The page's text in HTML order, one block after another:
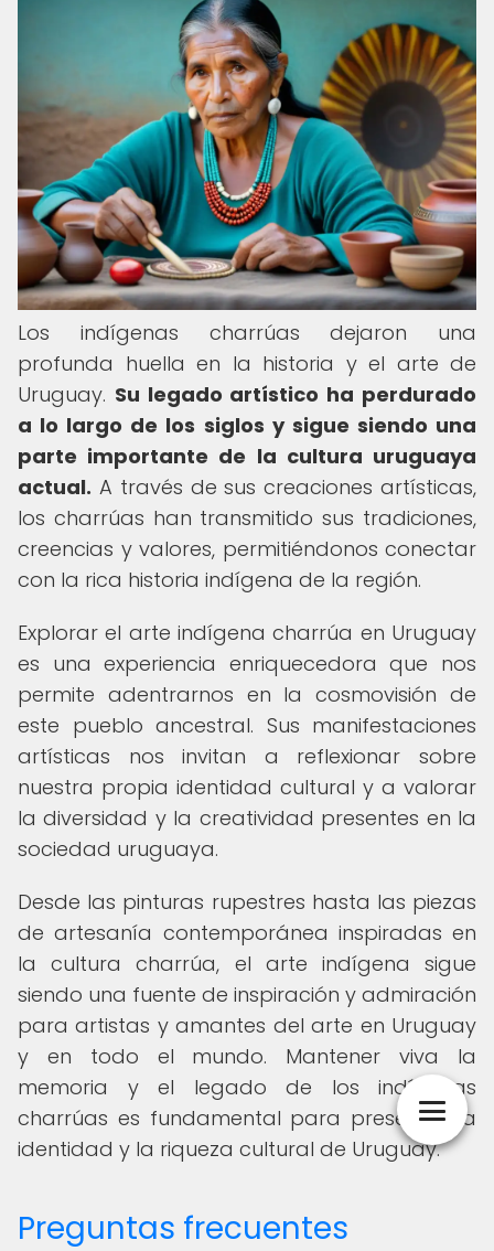
Los indígenas charrúas dejaron una
profunda huella en la historia y el arte de
Uruguay. Su legado artístico ha perdurado
a lo largo de los siglos y sigue siendo una
parte importante de la cultura uruguaya
actual. A través de sus creaciones artísticas,
los charrúas han transmitido sus tradiciones,
creencias y valores, permitiéndonos conectar
con la rica historia indígena de la región.
Explorar el arte indígena charrúa en Uruguay
es una experiencia enriquecedora que nos
permite adentrarnos en la cosmovisión de
este pueblo ancestral. Sus manifestaciones
artísticas nos invitan a reflexionar sobre
nuestra propia identidad cultural y a valorar
la diversidad y la creatividad presentes en la
sociedad uruguaya.
Desde las pinturas rupestres hasta las piezas
de artesanía contemporánea inspiradas en
la cultura charrúa, el arte indígena sigue
siendo una fuente de inspiración y admiración
para artistas y amantes del arte en Uruguay
y en todo el mundo. Mantener viva la
memoria y el legado de los indígenas
charrúas es fundamental para preservar la
identidad y la riqueza cultural de Uruguay.
Preguntas frecuentes